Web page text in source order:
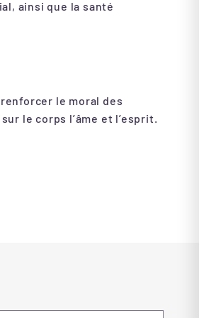
ainsi que la santé
le moral des
le corps l’âme et l’esprit.